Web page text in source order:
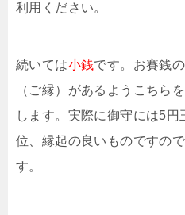
利用ください。
続いては小銭です。お賽銭
（ご縁）があるようこちら
します。実際に御守には5
位、縁起の良いものですの
す。